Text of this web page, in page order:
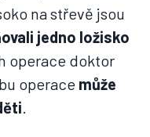
na střevě jsou
jedno ložisko
operace doktor
operace může
.